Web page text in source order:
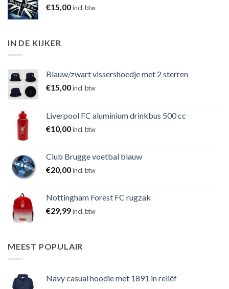
€15,00incl. btw
IN DE KIJKER
Blauw/zwart vissershoedje met 2 sterren
€15,00incl. btw
Liverpool FC aluminium drinkbus 500 cc
€10,00incl. btw
Club Brugge voetbal blauw
€20,00incl. btw
Nottingham Forest FC rugzak
€29,99incl. btw
MEEST POPULAIR
Navy casual hoodie met 1891 in reliëf